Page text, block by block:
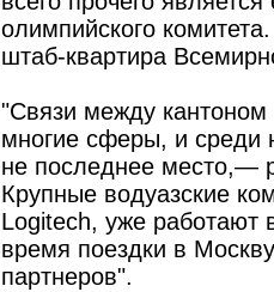
олимпийского
штаб-квартира
"Связи между кантоном
многие сферы, и среди
не последнее место,—
Крупные водуазские
Logitech, уже работают
время поездки в
партнеров".